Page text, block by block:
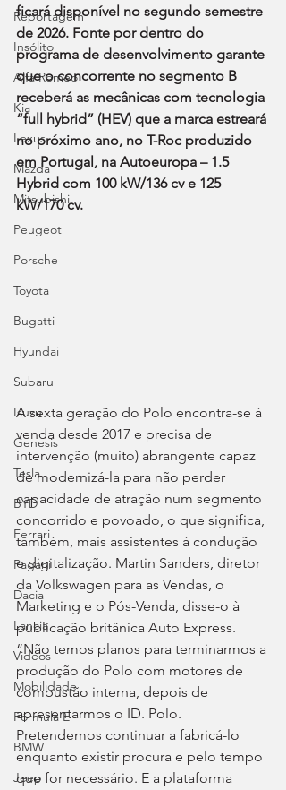
Reportagem
Insólito
Alfa Romeo
Kia
Lexus
Mazda
Mitsubishi
Peugeot
Porsche
Toyota
Bugatti
Hyundai
Subaru
Isuzu
Genesis
Tesla
BYD
Ferrari
Pagani
Dacia
Lancia
Videos
Mobilidade
Fórmula E
BMW
Jeep
ficará disponível no segundo semestre
de 2026. Fonte por dentro do
programa de desenvolvimento garante
que o concorrente no segmento B
receberá as mecânicas com tecnologia
“full hybrid” (HEV) que a marca estreará
no próximo ano, no T-Roc produzido
em Portugal, na Autoeuropa – 1.5
Hybrid com 100 kW/136 cv e 125
kW/170 cv.
A sexta geração do Polo encontra-se à
venda desde 2017 e precisa de
intervenção (muito) abrangente capaz
de modernizá-la para não perder
capacidade de atração num segmento
concorrido e povoado, o que significa,
também, mais assistentes à condução
e digitalização. Martin Sanders, diretor
da Volkswagen para as Vendas, o
Marketing e o Pós-Venda, disse-o à
publicação britânica Auto Express.
“Não temos planos para terminarmos a
produção do Polo com motores de
combustão interna, depois de
apresentarmos o ID. Polo.
Pretendemos continuar a fabricá-lo
enquanto existir procura e pelo tempo
que for necessário. E a plataforma